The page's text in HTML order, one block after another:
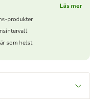
Läs mer
produkter
som helst